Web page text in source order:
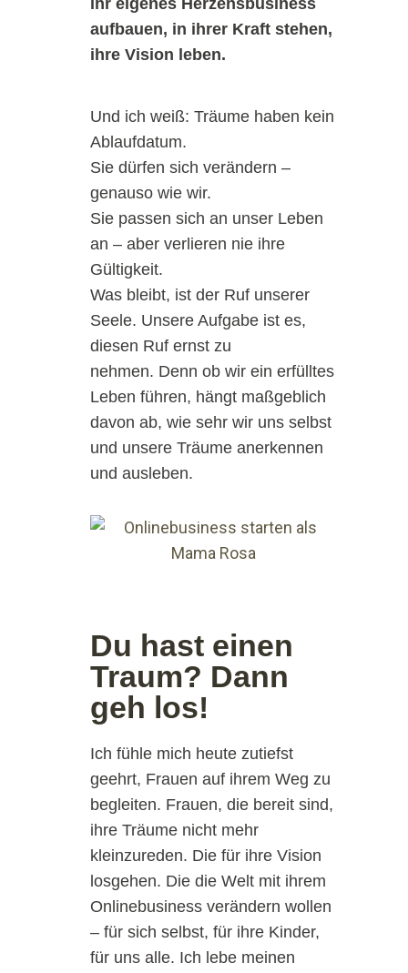
ihr eigenes Herzensbusiness
aufbauen, in ihrer Kraft stehen,
ihre Vision leben.
Und ich weiß: Träume haben kein
Ablaufdatum.
Sie dürfen sich verändern –
genauso wie wir.
Sie passen sich an unser Leben
an – aber verlieren nie ihre
Gültigkeit.
Was bleibt, ist der Ruf unserer
Seele. Unsere Aufgabe ist es,
diesen Ruf ernst zu
nehmen. Denn ob wir ein erfülltes
Leben führen, hängt maßgeblich
davon ab, wie sehr wir uns selbst
und unsere Träume anerkennen
und ausleben.
Du hast einen
Traum? Dann
geh los!
Ich fühle mich heute zutiefst
geehrt, Frauen auf ihrem Weg zu
begleiten. Frauen, die bereit sind,
ihre Träume nicht mehr
kleinzureden. Die für ihre Vision
losgehen. Die die Welt mit ihrem
Onlinebusiness verändern wollen
– für sich selbst, für ihre Kinder,
für uns alle. Ich lebe meinen